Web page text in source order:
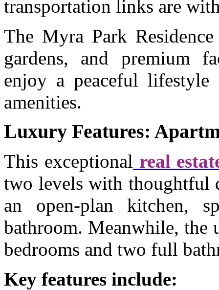
transportation links are
The Myra Park
gardens, and premium
enjoy a peaceful
amenities.
Luxury Features:
This exceptional real
two levels with thoughtful
an open-plan kitchen,
bathroom. Meanwhile, the
bedrooms and two full
Key features include: